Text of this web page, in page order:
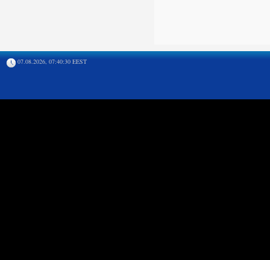
07.08.2026, 07:40:30 EEST